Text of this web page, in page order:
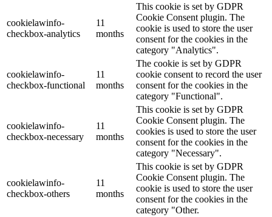
cookielawinfo-
checkbox-analytics
11
months
This cookie is set by GDPR
Cookie Consent plugin. The
cookie is used to store the user
consent for the cookies in the
category "Analytics".
cookielawinfo-
checkbox-functional
11
months
The cookie is set by GDPR
cookie consent to record the user
consent for the cookies in the
category "Functional".
cookielawinfo-
checkbox-necessary
11
months
This cookie is set by GDPR
Cookie Consent plugin. The
cookies is used to store the user
consent for the cookies in the
category "Necessary".
cookielawinfo-
checkbox-others
11
months
This cookie is set by GDPR
Cookie Consent plugin. The
cookie is used to store the user
consent for the cookies in the
category "Other.